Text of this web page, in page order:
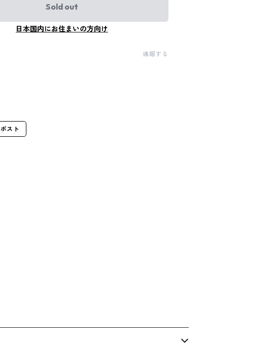
Sold out
日本国内にお住まいの方向け
通報する
ポスト